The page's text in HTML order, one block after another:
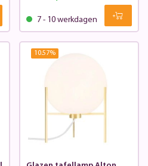
7 - 10 werkdagen
10.57%